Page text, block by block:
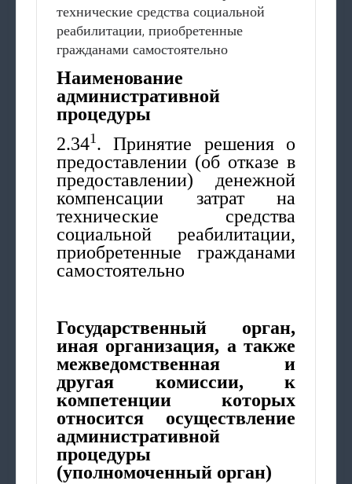
технические средства социальной
реабилитации, приобретенные
гражданами самостоятельно
Наименование
административной
процедуры
2.341. Принятие решения о
предоставлении (об отказе в
предоставлении) денежной
компенсации затрат на
технические средства
социальной реабилитации,
приобретенные гражданами
самостоятельно
Государственный орган,
иная организация, а также
межведомственная и
другая комиссии, к
компетенции которых
относится осуществление
административной
процедуры
(уполномоченный орган)